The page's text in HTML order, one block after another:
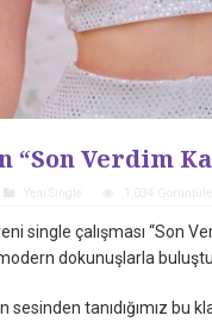
“Son Verdim
single çalışması “Son
dokunuşlarla
sesinden tanıdığımız